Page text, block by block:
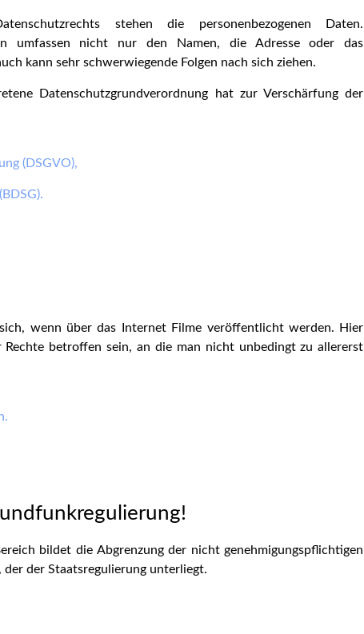
stehen die personenbezogenen Daten.
umfassen nicht nur den Namen, die Adresse oder das
kann sehr schwerwiegende Folgen nach sich ziehen.
Datenschutzgrundverordnung hat zur Verschärfung der
(DSGVO),
sich, wenn über das Internet Filme veröffentlicht werden.
Hier
Rechte betroffen sein, an die man nicht unbedingt zu allererst
bildet die Abgrenzung der nicht genehmigungspflichtigen
der der Staatsregulierung unterliegt.